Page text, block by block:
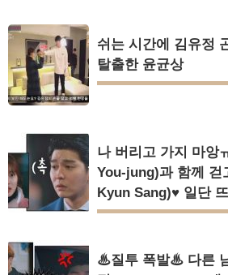
쉬는 시간에 김유정
탈출한 윤균상
나 버리고 가지 마앙
You-jung)과 함께 걷
Kyun Sang)♥ 일단
♨질투 폭발♨ 다른